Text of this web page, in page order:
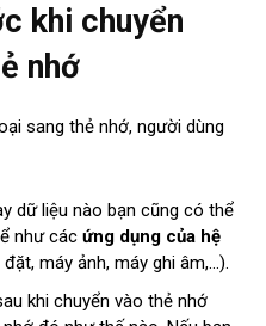
khi chuyển
nhớ
sang thẻ nhớ, người dùng
dữ liệu nào bạn cũng có thể
như các ứng dụng của hệ
máy ảnh, máy ghi âm,…).
khi chuyển vào thẻ nhớ